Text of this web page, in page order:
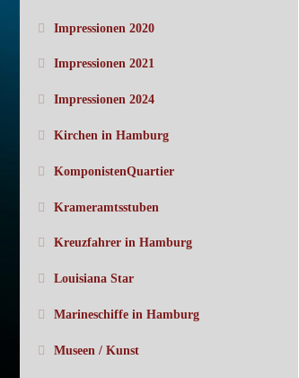
Impressionen 2020
Impressionen 2021
Impressionen 2024
Kirchen in Hamburg
KomponistenQuartier
Krameramtsstuben
Kreuzfahrer in Hamburg
Louisiana Star
Marineschiffe in Hamburg
Museen / Kunst